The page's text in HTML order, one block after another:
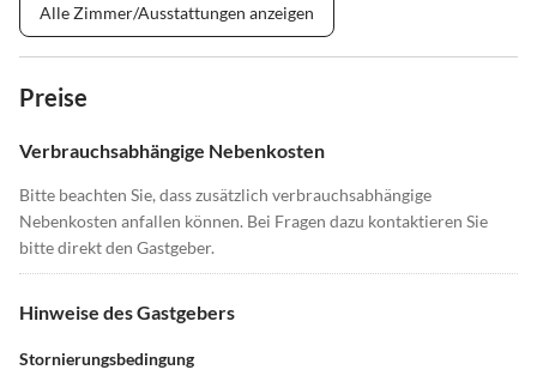
Alle Zimmer/Ausstattungen anzeigen
Preise
Verbrauchsabhängige Nebenkosten
Bitte beachten Sie, dass zusätzlich verbrauchsabhängige
Nebenkosten anfallen können. Bei Fragen dazu kontaktieren Sie
bitte direkt den Gastgeber.
Hinweise des Gastgebers
Stornierungsbedingung